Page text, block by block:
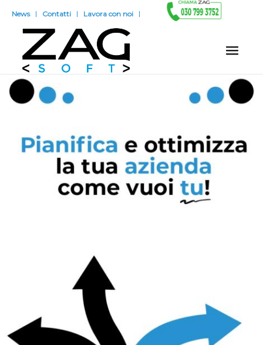
News Contatti Lavora con noi